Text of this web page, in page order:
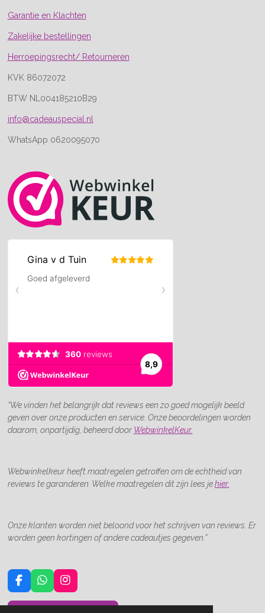
Garantie en Klachten
Zakelijke bestellingen
Herroepingsrecht/ Retourneren
KVK 86072072
BTW NL004185210B29
info@cadeauspecial.nl
WhatsApp 0620095070
“We vinden het belangrijk dat reviews een zo goed mogelijk beeld
geven over onze producten en service. Onze beoordelingen worden
daarom, onpartijdig, beheerd door WebwinkelKeur.
Webwinkelkeur heeft maatregelen getroffen om de echtheid van
reviews te garanderen. Welke maatregelen dit zijn lees je hier.
Onze klanten worden niet beloond voor het schrijven van reviews. Er
worden geen kortingen of andere cadeautjes gegeven.”
F
a
c
W
h
a
I
n
s